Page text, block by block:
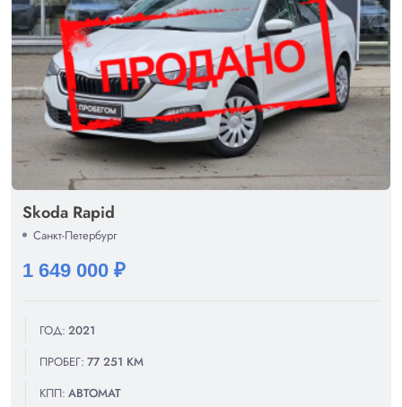
Skoda Rapid
Санкт-Петербург
1 649 000 ₽
ГОД: 2021
ПРОБЕГ: 77 251 КМ
КПП: АВТОМАТ